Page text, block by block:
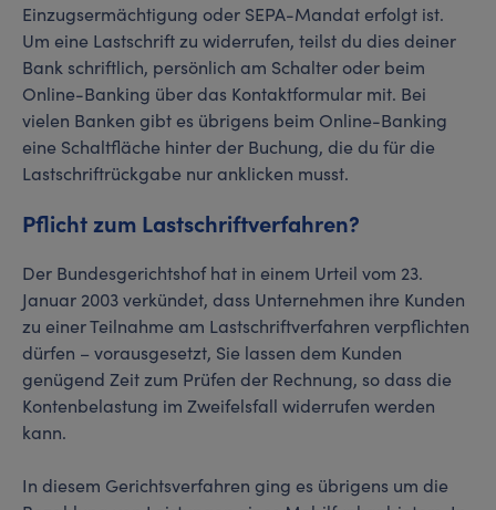
Einzugsermächtigung oder SEPA-Mandat erfolgt ist.
Um eine Lastschrift zu widerrufen, teilst du dies deiner
Bank schriftlich, persönlich am Schalter oder beim
Online-Banking über das Kontaktformular mit. Bei
vielen Banken gibt es übrigens beim Online-Banking
eine Schaltfläche hinter der Buchung, die du für die
Lastschriftrückgabe nur anklicken musst.
Pflicht zum Lastschriftverfahren?
Der Bundesgerichtshof hat in einem Urteil vom 23.
Januar 2003 verkündet, dass Unternehmen ihre Kunden
zu einer Teilnahme am Lastschriftverfahren verpflichten
dürfen – vorausgesetzt, Sie lassen dem Kunden
genügend Zeit zum Prüfen der Rechnung, so dass die
Kontenbelastung im Zweifelsfall widerrufen werden
kann.
In diesem Gerichtsverfahren ging es übrigens um die